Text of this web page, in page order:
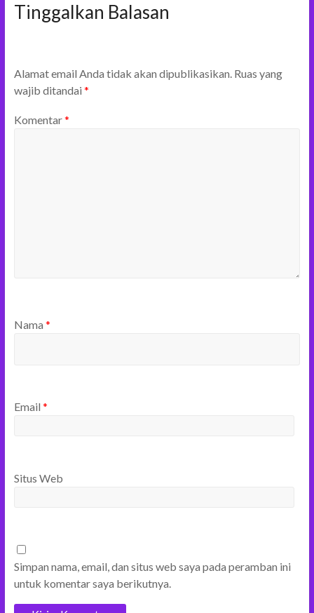
Tinggalkan Balasan
Alamat email Anda tidak akan dipublikasikan. Ruas yang
wajib ditandai *
Komentar*
Nama *
Email *
Situs Web
Simpan nama, email, dan situs web saya pada peramban ini
untuk komentar saya berikutnya.